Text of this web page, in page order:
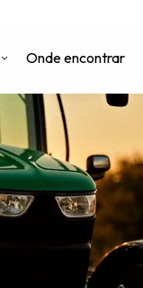
Onde encontrar